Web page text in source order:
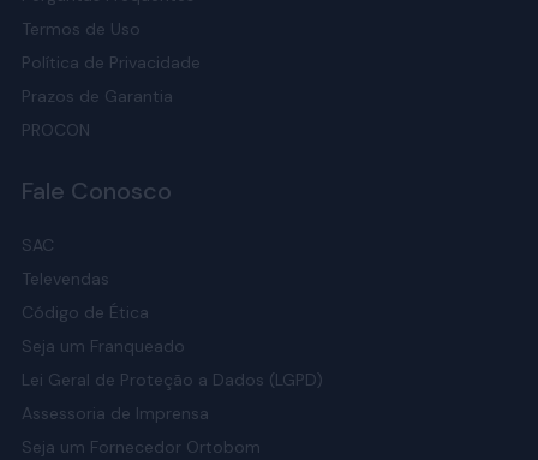
Termos de Uso
Política de Privacidade
Prazos de Garantia
PROCON
Fale Conosco
SAC
Televendas
Código de Ética
Seja um Franqueado
Lei Geral de Proteção a Dados (LGPD)
Assessoria de Imprensa
Seja um Fornecedor Ortobom